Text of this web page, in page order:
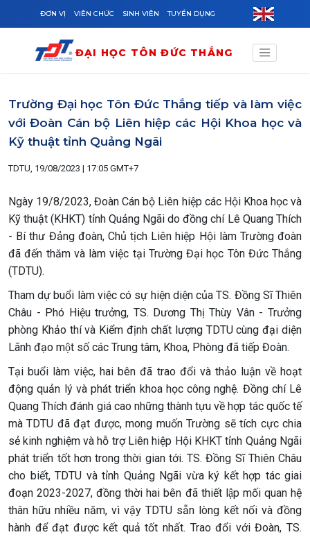
Skip to main content
ĐƠN VỊ VIÊN CHỨC SINH VIÊN TUYỂN DỤNG
ĐẠI HỌC TÔN ĐỨC THẮNG
Trường Đại học Tôn Đức Thắng tiếp và làm việc
với Đoàn Cán bộ Liên hiệp các Hội Khoa học và
Kỹ thuật tỉnh Quảng Ngãi
TDTU, 19/08/2023 | 17:05 GMT+7
Ngày 19/8/2023, Đoàn Cán bộ Liên hiệp các Hội Khoa học và
Kỹ thuật (KHKT) tỉnh Quảng Ngãi do đồng chí Lê Quang Thích
- Bí thư Đảng đoàn, Chủ tịch Liên hiệp Hội làm Trường đoàn
đã đến thăm và làm việc tại Trường Đại học Tôn Đức Thắng
(TDTU).
Tham dự buổi làm việc có sự hiện diện của TS. Đồng Sĩ Thiên
Châu - Phó Hiệu trưởng, TS. Dương Thị Thùy Vân - Trưởng
phòng Khảo thí và Kiểm định chất lượng TDTU cùng đại diện
Lãnh đạo một số các Trung tâm, Khoa, Phòng đã tiếp Đoàn.
Tại buổi làm việc, hai bên đã trao đổi và thảo luận về hoạt
động quản lý và phát triển khoa học công nghệ. Đồng chí Lê
Quang Thích đánh giá cao những thành tựu về hợp tác quốc tế
mà TDTU đã đạt được, mong muốn Trường sẽ tích cực chia
sẻ kinh nghiệm và hỗ trợ Liên hiệp Hội KHKT tỉnh Quảng Ngãi
phát triển tốt hơn trong thời gian tới. TS. Đồng Sĩ Thiên Châu
cho biết, TDTU và tỉnh Quảng Ngãi vừa ký kết hợp tác giai
đoạn 2023-2027, đồng thời hai bên đã thiết lập mối quan hệ
thân hữu nhiều năm, vì vậy TDTU sẵn lòng kết nối và đồng
hành để đạt được kết quả tốt nhất. Trao đổi với Đoàn, TS.